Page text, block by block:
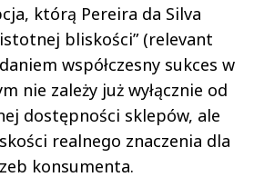
którą Pereira da Silva
bliskości” (relevant
współczesny sukces w
nie zależy już wyłącznie od
dostępności sklepów, ale
realnego znaczenia dla
konsumenta.